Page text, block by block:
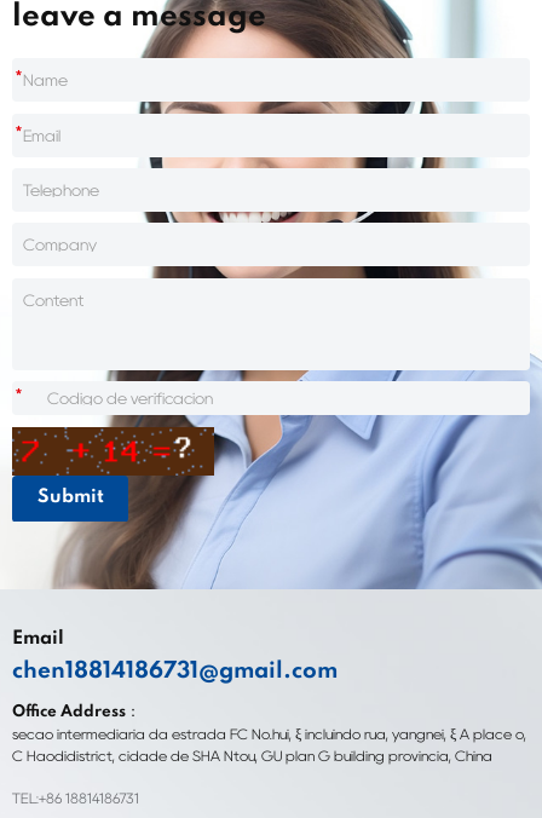
leave a message
*
*
*
Email
chen18814186731@gmail.com
Office Address：
seção intermediária da estrada FC No.hui, ξ incluindo rua, yangnei, ξ A place o,
C Haodidistrict, cidade de SHA Ntou, GU plan G building província, China
TEL:+86 18814186731